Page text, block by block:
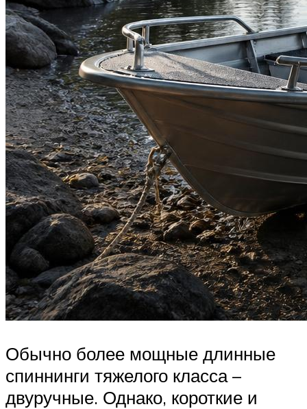
Обычно более мощные длинные
спиннинги тяжелого класса –
двуручные. Однако, короткие и